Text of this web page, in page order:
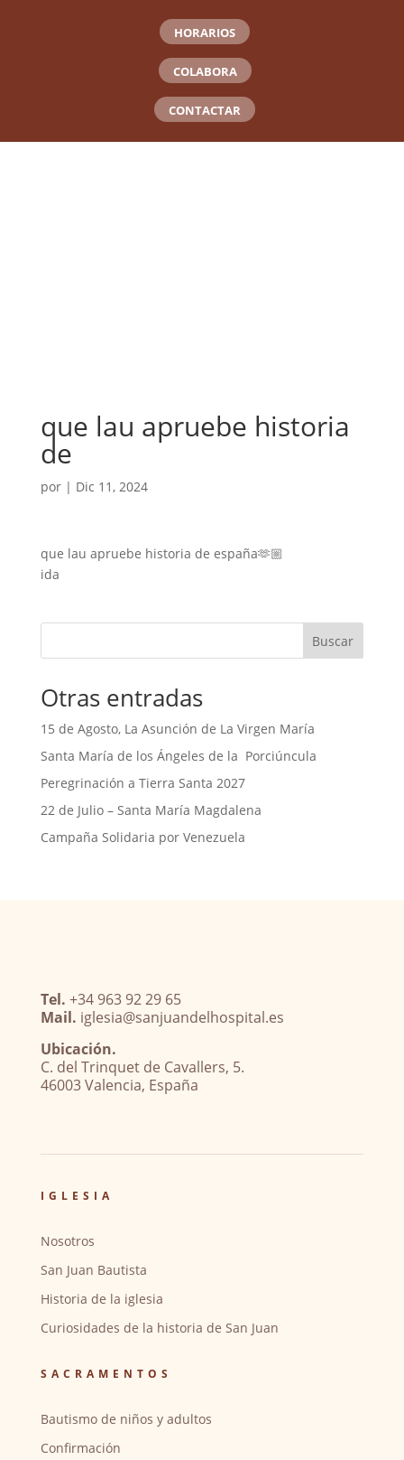
HORARIOS
COLABORA
CONTACTAR
que lau apruebe historia
de
por | Dic 11, 2024
que lau apruebe historia de españa🫶🏼
ida
Buscar
Otras entradas
15 de Agosto, La Asunción de La Virgen María
Santa María de los Ángeles de la Porciúncula
Peregrinación a Tierra Santa 2027
22 de Julio – Santa María Magdalena
Campaña Solidaria por Venezuela
Tel. +34 963 92 29 65
Mail. iglesia@sanjuandelhospital.es
Ubicación.
C. del Trinquet de Cavallers, 5.
46003 Valencia, España
IGLESIA
Nosotros
San Juan Bautista
Historia de la iglesia
Curiosidades de la historia de San Juan
SACRAMENTOS
Bautismo de niños y adultos
Confirmación